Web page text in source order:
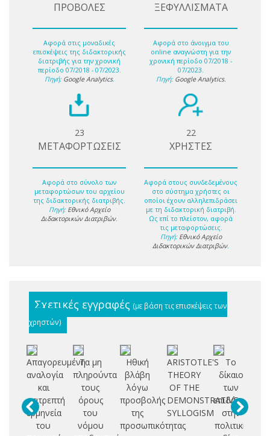
ΠΡΟΒΟΛΕΣ
Αφορά στις μοναδικές
επισκέψεις της διδακτορικής
διατριβής για την χρονική
περίοδο 07/2018 - 07/2023.
Πηγή: Google Analytics.
ΞΕΦΥΛΛΙΣΜΑΤΑ
Αφορά στο άνοιγμα του
online αναγνώστη για την
χρονική περίοδο 07/2018 -
07/2023.
Πηγή: Google Analytics.
23
ΜΕΤΑΦΟΡΤΩΣΕΙΣ
Αφορά στο σύνολο των
μεταφορτώσων του αρχείου
της διδακτορικής διατριβής.
Πηγή: Εθνικό Αρχείο
Διδακτορικών Διατριβών.
22
ΧΡΗΣΤΕΣ
Αφορά στους συνδεδεμένους
στο σύστημα χρήστες οι
οποίοι έχουν αλληλεπιδράσει
με τη διδακτορική διατριβή.
Ως επί το πλείστον, αφορά
τις μεταφορτώσεις.
Πηγή: Εθνικό Αρχείο
Διδακτορικών Διατριβών.
Σχετικές εγγραφές (με βάση τις επισκέψεις των
χρηστών)
Απαγορευμένη
αναλογία
και
επιτρεπτή
ερμηνεία
του
Τα μη
πληρούντα
τους
όρους
του
νόμου
Ηθική
βλάβη
λόγω
προσβολής
της
προσωπικότητας
ARISTOTLE'S
THEORY
OF THE
DEMONSTRATIVE
SYLLOGISM
Το
δίκαιο
των
επιδόσεων
στην
πολιτική